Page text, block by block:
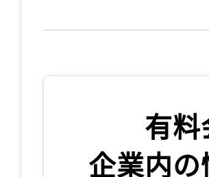
有
企業内